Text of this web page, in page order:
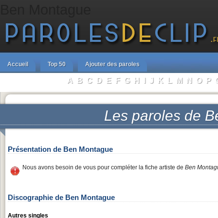
Accueil Top 50 Ajouter des paroles
A B C D E F G H I J K L M N O P
Les paroles de
Présentation de Ben Montague
Nous avons besoin de vous pour compléter la fiche artiste de Ben
Discographie de Ben Montague
Autres singles